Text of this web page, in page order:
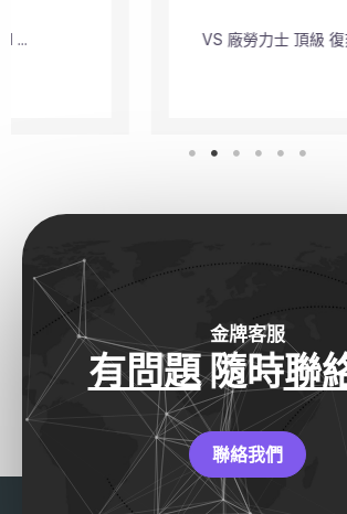
VS 廠勞力士 頂級 復刻 錶 Submariner
金牌客服
有問題隨時聯
聯絡我們